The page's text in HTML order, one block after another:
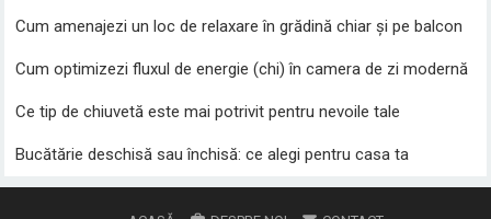
Cum amenajezi un loc de relaxare în grădină chiar și pe balcon
Cum optimizezi fluxul de energie (chi) în camera de zi modernă
Ce tip de chiuvetă este mai potrivit pentru nevoile tale
Bucătărie deschisă sau închisă: ce alegi pentru casa ta